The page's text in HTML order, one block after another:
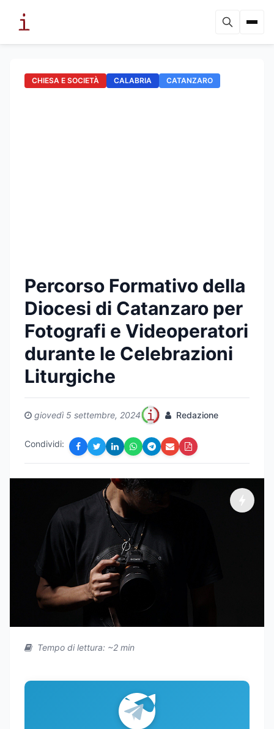
CHIESA E SOCIETÀ CALABRIA CATANZARO
Percorso Formativo della
Diocesi di Catanzaro per
Fotografi e Videoperatori
durante le Celebrazioni
Liturgiche
giovedì 5 settembre, 2024 Redazione
Condividi:
Tempo di lettura: ~2 min